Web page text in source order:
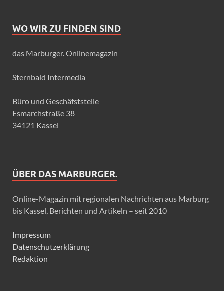
WO WIR ZU FINDEN SIND
das Marburger. Onlinemagazin
Sternbald Intermedia
Büro und Geschäfststelle
Esmarchstraße 38
34121 Kassel
ÜBER DAS MARBURGER.
Online-Magazin mit regionalen Nachrichten aus Marburg
bis Kassel, Berichten und Artikeln – seit 2010
Impressum
Datenschutzerklärung
Redaktion